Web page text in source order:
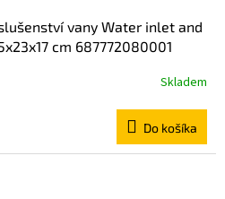
vany Water inlet and
cm 687772080001
Skladem
Do košíka